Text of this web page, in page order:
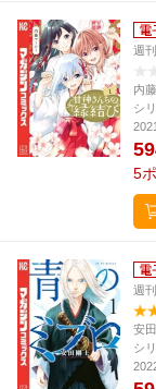
週
内
シ
5
週
安
シ